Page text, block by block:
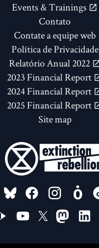
Events & Trainings
Contato
Contate a equipe web
Política de Privacidade
Relatório Anual 2022
2023 Financial Report
2024 Financial Report
2025 Financial Report
Site map
FOLLOW US ON